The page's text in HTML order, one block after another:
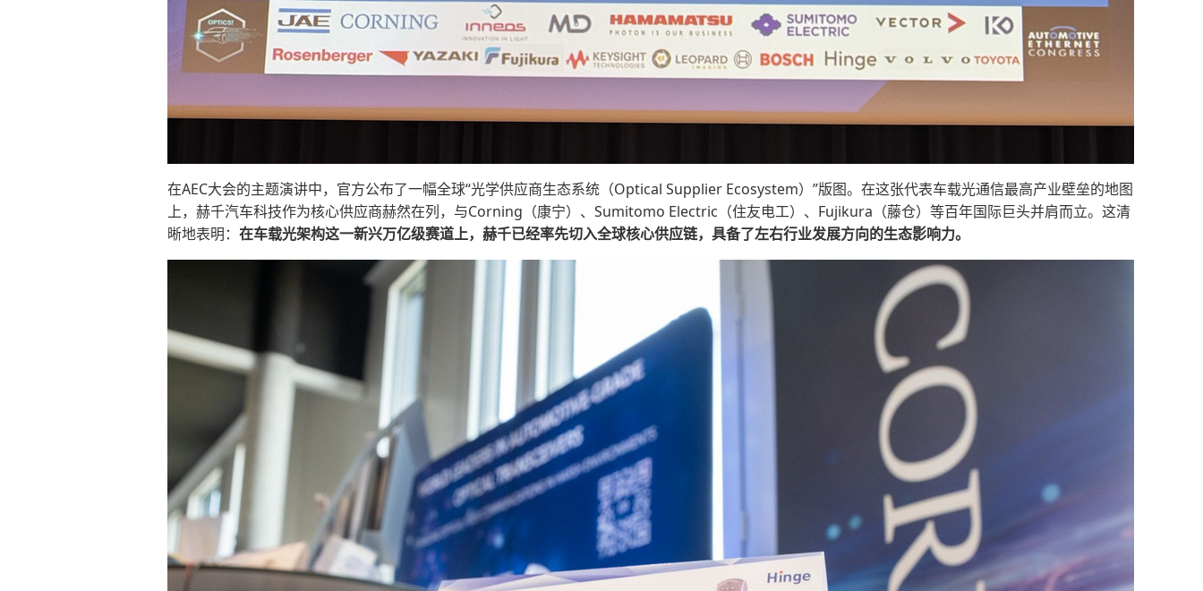
在AEC大会的主题演讲中，官方公布了一幅全球“光学供应商生态系统（Optical Supplier Ecosystem）”版图。在这张代表车载光通信最高产业壁垒的地图
上，赫千汽车科技作为核心供应商赫然在列，与Corning（康宁）、Sumitomo Electric（住友电工）、Fujikura（藤仓）等百年国际巨头并肩而立。这清
晰地表明： 在车载光架构这一新兴万亿级赛道上，赫千已经率先切入全球核心供应链，具备了左右行业发展方向的生态影响力。